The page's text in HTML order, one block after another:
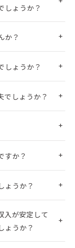
しょうか？
か？
しょうか？
でしょうか？
すか？
ょうか？
入が安定して
ょうか？